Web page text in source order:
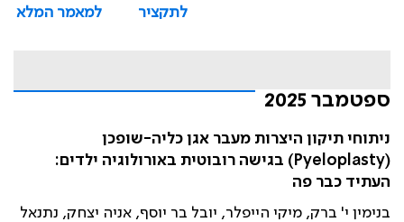
לתקציר
למאמר המלא
ספטמבר 2025
ניתוחי תיקון היצרות מעבר אגן כליה-שופכן
(Pyeloplasty) בגישה רובוטית באורולוגיה ילדים:
העתיד כבר פה
בנימין י' ברק, מיקי הייפלר, יובל בר יוסף, אניה יצחק, נתנאל